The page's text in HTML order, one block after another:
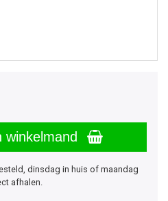
winkelmand
dinsdag in huis of maandag
afhalen.